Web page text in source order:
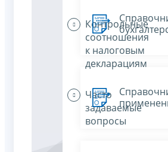
Контрольные
соотношения
к налоговым
декларациям
Часто
задаваемые
вопросы